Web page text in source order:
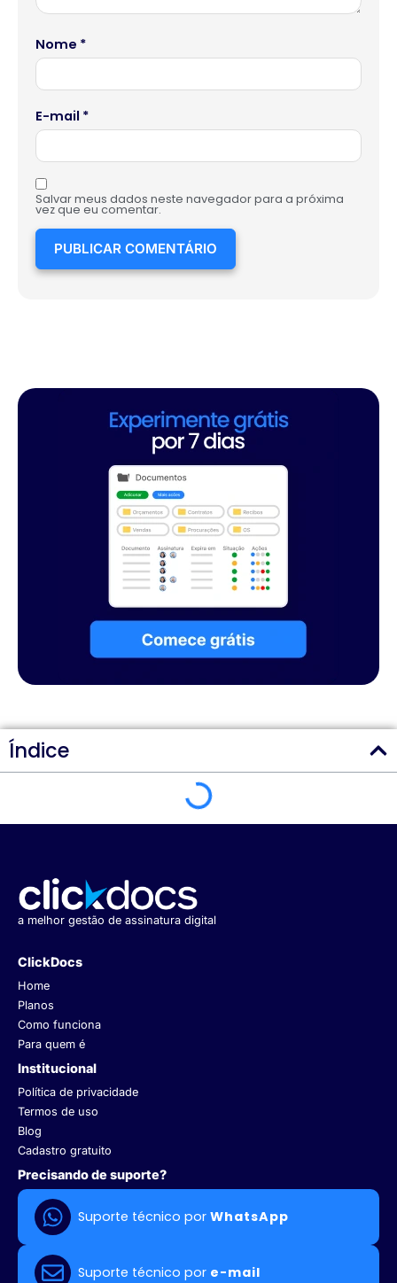
Nome *
E-mail *
Salvar meus dados neste navegador para a próxima
vez que eu comentar.
Índice
a melhor gestão de assinatura digital
ClickDocs
Home
Planos
Como funciona
Para quem é
Institucional
Política de privacidade
Termos de uso
Blog
Cadastro gratuito
Precisando de suporte?
Suporte técnico porWhatsApp
Suporte técnico por e-mail